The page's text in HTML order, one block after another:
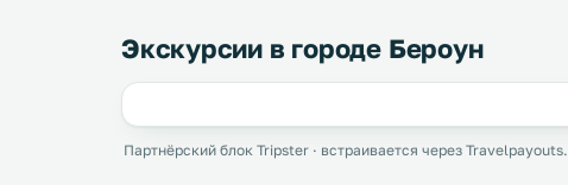
Экскурсии в городе Бероун
Партнёрский блок Tripster · встраивается через Travelpayouts.